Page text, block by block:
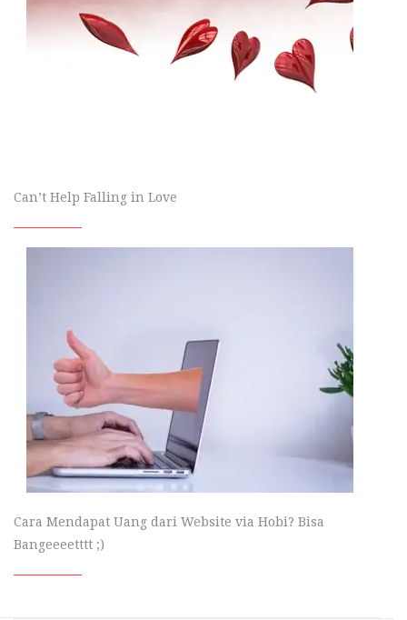
Can’t Help Falling in Love
Cara Mendapat Uang dari Website via Hobi? Bisa
Bangeeeetttt ;)